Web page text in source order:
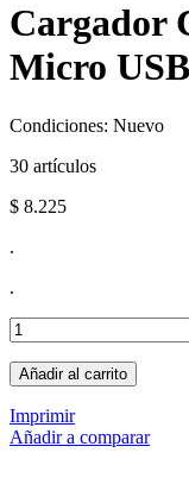
Cargador
Micro
Condiciones: Nuevo
30 artículos
$ 8.225
.
.
Añadir al carrito
Imprimir
Añadir a comparar